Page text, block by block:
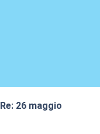
Re: 26 maggio